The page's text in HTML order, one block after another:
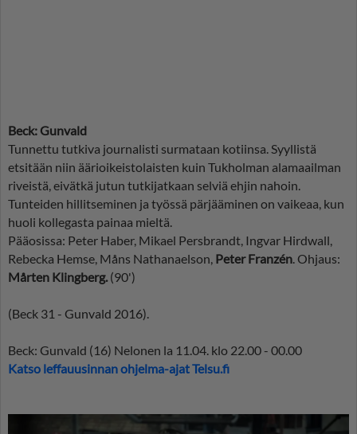
Beck: Gunvald
Tunnettu tutkiva journalisti surmataan kotiinsa. Syyllistä
etsitään niin äärioikeistolaisten kuin Tukholman alamaailman
riveistä, eivätkä jutun tutkijatkaan selviä ehjin nahoin.
Tunteiden hillitseminen ja työssä pärjääminen on vaikeaa, kun
huoli kollegasta painaa mieltä.
Pääosissa: Peter Haber, Mikael Persbrandt, Ingvar Hirdwall,
Rebecka Hemse, Måns Nathanaelson, Peter Franzén. Ohjaus:
Mårten Klingberg.(90')
(Beck 31 - Gunvald 2016).
Beck: Gunvald (16) Nelonen la 11.04. klo 22.00 - 00.00
Katso leffauusinnan ohjelma-ajat Telsu.fi